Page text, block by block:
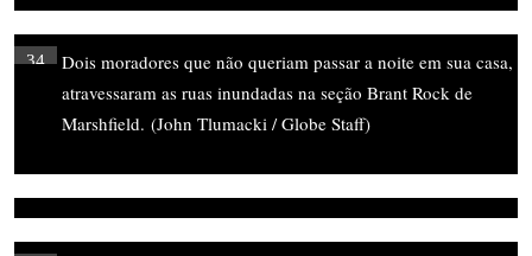
34
Dois moradores que não queriam passar a noite em sua casa,
atravessaram as ruas inundadas na seção Brant Rock de
Marshfield. (John Tlumacki / Globe Staff)